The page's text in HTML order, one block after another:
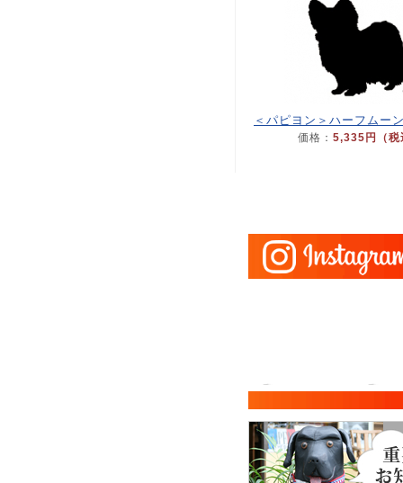
＜パピヨン＞ハーフムー
価格： 5,335円（税